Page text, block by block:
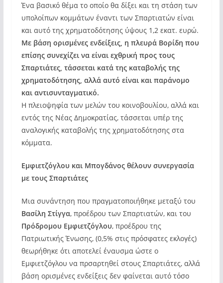
Ένα βασικό θέμα το οποίο θα δίξει και τη στάση των
υπολοίπων κομμάτων έναντι των Σπαρτιατών είναι
και αυτό της χρηματοδότησης ύψους 1,2 εκατ. ευρώ.
Με βάση ορισμένες ενδείξεις, η πλευρά Βορίδη που
επίσης συνεχίζει να είναι εχθρική προς τους
Σπαρτιάτες, τάσσεται κατά της καταβολής της
χρηματοδότησης, αλλά αυτό είναι και παράνομο
και αντισυνταγματικό.
Η πλειοψηφία των μελών του κοινοβουλίου, αλλά και
εντός της Νέας Δημοκρατίας, τάσσεται υπέρ της
αναλογικής καταβολής της χρηματοδότησης στα
κόμματα.
Εμφιετζόγλου και Μπογδάνος θέλουν συνεργασία
με τους Σπαρτιάτες
Μια συνάντηση που πραγματοποιήθηκε μεταξύ του
Βασίλη Στίγγα, προέδρου των Σπαρτιατών, και του
Πρόδρομου Εμφιετζόγλου, προέδρου της
Πατριωτικής Ένωσης, (0,5% στις πρόσφατες εκλογές)
θεωρήθηκε ότι αποτελεί έναυσμα ώστε ο
Εμφιετζόγλου να πρσαρτηθεί στους Σπαρτιάτες, αλλά
βάση ορισμένες ενδείξεις δεν φαίνεται αυτό τόσο